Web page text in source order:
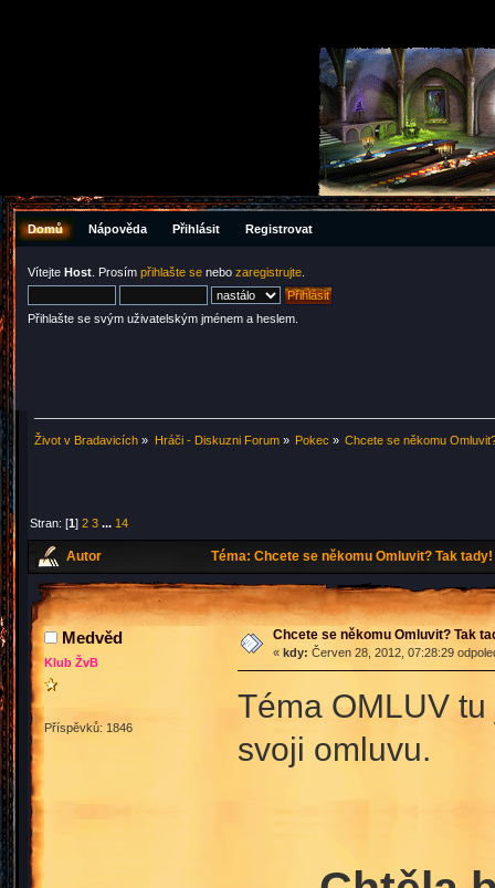
Domů Nápověda Přihlásit Registrovat
Vítejte Host . Prosím přihlašte se nebo zaregistrujte
Přihlašte se svým uživatelským jménem a heslem.
Život v Bradavicích » Hráči - Diskuzni Forum» Pokec » Chcete se někomu
Stran: [1]2 3 ... 14
Autor Téma: Chcete se někomu Omluvit? Tak
Medvěd
Klub ŽvB
Příspěvků: 1846
Chcete se někomu Omluvit? Tak
« kdy: Červen 28, 2012, 07:28:29
Téma OMLUV
svoji omluvu.